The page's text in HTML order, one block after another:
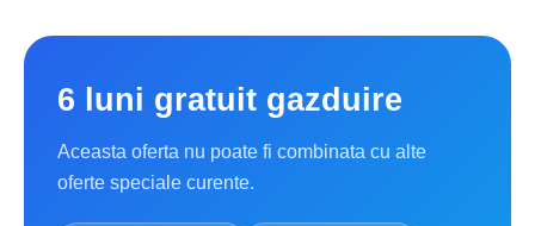
6 luni gratuit gazduire
Aceasta oferta nu poate fi combinata cu alte
oferte speciale curente.